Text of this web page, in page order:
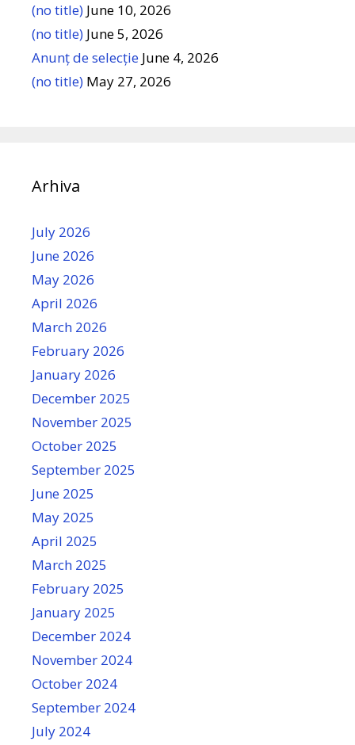
(no title) June 10, 2026
(no title) June 5, 2026
Anunț de selecție June 4, 2026
(no title) May 27, 2026
Arhiva
July 2026
June 2026
May 2026
April 2026
March 2026
February 2026
January 2026
December 2025
November 2025
October 2025
September 2025
June 2025
May 2025
April 2025
March 2025
February 2025
January 2025
December 2024
November 2024
October 2024
September 2024
July 2024